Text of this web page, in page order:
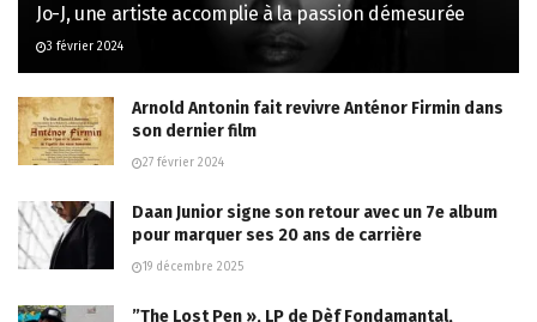
Jo-J, une artiste accomplie à la passion démesurée
3 février 2024
Arnold Antonin fait revivre Anténor Firmin dans
son dernier film
27 février 2024
Daan Junior signe son retour avec un 7e album
pour marquer ses 20 ans de carrière
19 décembre 2025
”The Lost Pen », LP de Dèf Fondamantal,